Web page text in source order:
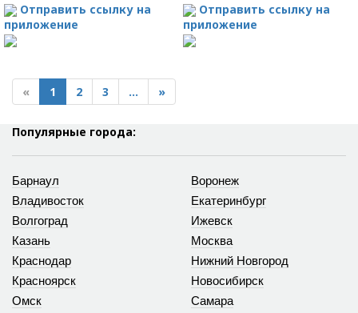
Отправить ссылку на
приложение
Отправить ссылку на
приложение
« 1 2 3 ... »
Популярные города:
Барнаул
Владивосток
Волгоград
Воронеж
Екатеринбург
Ижевск
Казань
Краснодар
Красноярск
Москва
Нижний Новгород
Новосибирск
Омск
Самара